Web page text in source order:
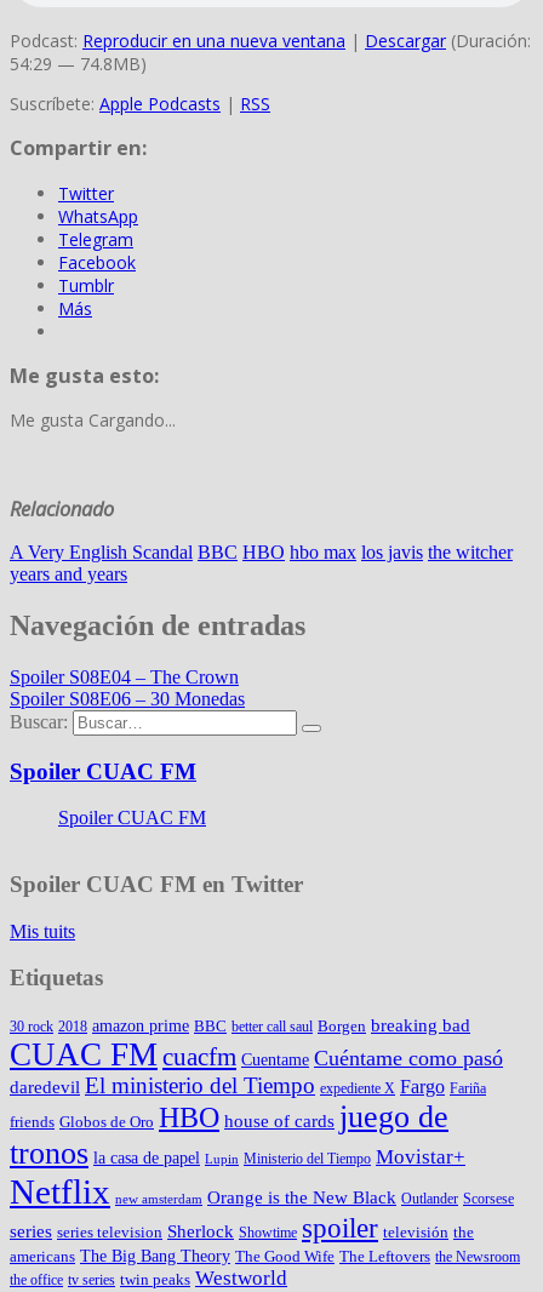
Podcast: Reproducir en una nueva ventana | Descargar (Duración:
54:29 — 74.8MB)
Suscríbete: Apple Podcasts | RSS
Compartir en:
Twitter
WhatsApp
Telegram
Facebook
Tumblr
Más
Me gusta esto:
Me gusta Cargando...
Relacionado
A Very English Scandal BBC HBO hbo max los javis the witcher
years and years
Navegación de entradas
Spoiler S08E04 – The Crown
Spoiler S08E06 – 30 Monedas
Buscar:
Spoiler CUAC FM
Spoiler CUAC FM
Spoiler CUAC FM en Twitter
Mis tuits
Etiquetas
30 rock 2018 amazon prime BBC better call saul Borgen breaking bad
CUAC FMcuacfm Cuentame Cuéntame como pasó
daredevil El ministerio del Tiempo expediente X Fargo Fariña
friends Globos de Oro HBO house of cards juego de
tronos la casa de papel Lupin Ministerio del Tiempo Movistar+
Netflix new amsterdam Orange is the New Black Outlander Scorsese
series series television Sherlock Showtime spoiler televisión the
americans The Big Bang Theory The Good Wife The Leftovers the Newsroom
the office tv series twin peaks Westworld